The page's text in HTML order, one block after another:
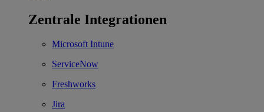
Zentrale Integrationen
Microsoft Intune
ServiceNow
Freshworks
Jira